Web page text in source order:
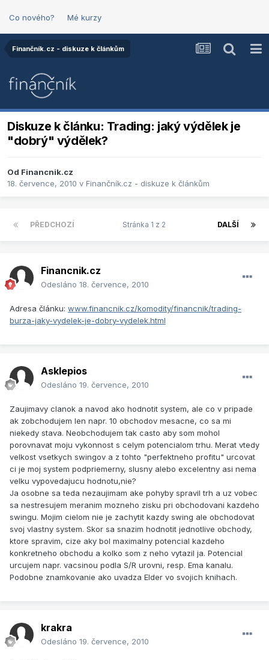
Co nového? Mé kurzy
Finančník.cz - diskuze k článkům
Diskuze k článku: Trading: jaký výdělek je
"dobrý" výdělek?
Od Financnik.cz
18. července, 2010 v Finančník.cz - diskuze k článkům
PŘEDCHOZÍ DALŠÍ
Stránka 1 z 2
Financnik.cz
Odesláno 18. července, 2010
Adresa článku: www.financnik.cz/komodity/financnik/trading-
burza-jaky-vydelek-je-dobry-vydelek.html
Asklepios
Odesláno 19. července, 2010
Zaujimavy clanok a navod ako hodnotit system, ale co v pripade
ak zobchodujem len napr. 10 obchodov mesacne, co sa mi
niekedy stava. Neobchodujem tak casto aby som mohol
porovnavat moju vykonnost s celym potencialom trhu. Merat vtedy
velkost vsetkych swingov a z tohto "perfektneho profitu" urcovat
ci je moj system podpriemerny, slusny alebo excelentny asi nema
velku vypovedajucu hodnotu,nie?
Ja osobne sa teda nezaujimam ake pohyby spravil trh a uz vobec
sa nestresujem meranim mozneho zisku pri obchodovani kazdeho
swingu. Mojim cielom nie je zachytit kazdy swing ale obchodovat
svoj vlastny system. Skor sa snazim hodnotit jednotlive obchody,
ktore spravim, cize aky bol maximalny potencial kazdeho
konkretneho obchodu a kolko som z neho vytazil ja. Potencial
urcujem napr. vacsinou podla S/R urovni, resp. Ema kanalu.
Podobne znamkovanie ako uvadza Elder vo svojich knihach.
krakra
Odesláno 19. července, 2010